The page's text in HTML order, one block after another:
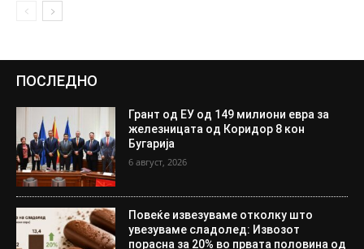
ПОСЛЕДНО
Грант од ЕУ од 149 милиони евра за
железницата од Коридор 8 кон
Бугарија
6 август, 2026
Повеќе извезуваме отколку што
увезуваме сладолед: Извозот
порасна за 20% во првата половина од